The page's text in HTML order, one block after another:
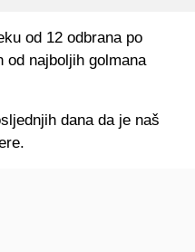
od 12 odbrana po
najboljih golmana
dana da je naš